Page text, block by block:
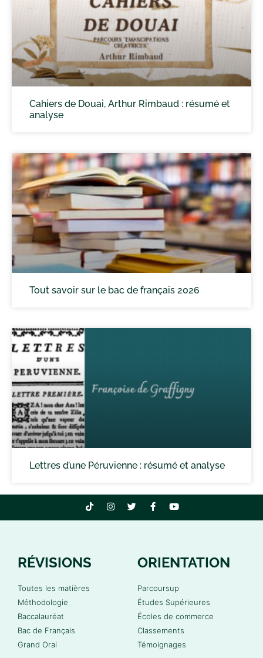
Cahiers de Douai, Arthur Rimbaud : résumé et
analyse
Tout savoir sur le bac de français 2026
Lettres d’une Péruvienne : résumé et analyse
RÉVISIONS
Toutes les matières
Méthodologie
Baccalauréat
Bac de Français
Grand Oral
ORIENTATION
Parcoursup
Études Supérieures
Écoles de commerce
Classements
Témoignages